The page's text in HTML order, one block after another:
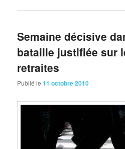
Semaine décisive
bataille justifiée sur
retraites
Publié le11 octobre 2010